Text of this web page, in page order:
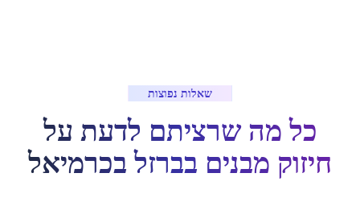
שאלות נפוצות
כל מה שרציתם לדעת על
חיזוק מבנים בברזלבכרמיאל